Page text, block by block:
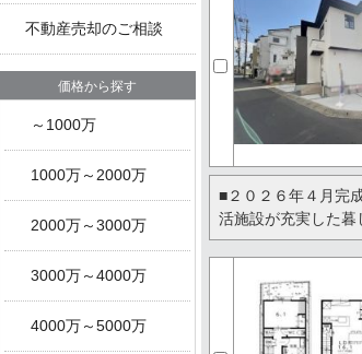
■２０２６年４月完
活施設が充実した暮
不動産売却のご相談
価格から探す
～1000万
1000万～2000万
2000万～3000万
3000万～4000万
4000万～5000万